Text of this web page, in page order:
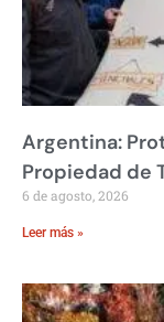
Argentina:
Propiedad de
6 de agosto, 2026
Leer más »